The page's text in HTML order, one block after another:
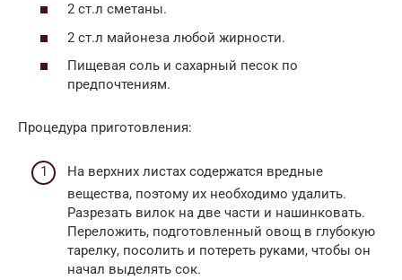
2 ст.л сметаны.
2 ст.л майонеза любой жирности.
Пищевая соль и сахарный песок по
предпочтениям.
Процедура приготовления:
На верхних листах содержатся вредные
вещества, поэтому их необходимо удалить.
Разрезать вилок на две части и нашинковать.
Переложить, подготовленный овощ в глубокую
тарелку, посолить и потереть руками, чтобы он
начал выделять сок.